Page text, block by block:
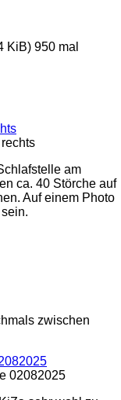
KiB) 950 mal
am
ca. 40 Störche auf
Auf einem Photo
zwischen
02082025